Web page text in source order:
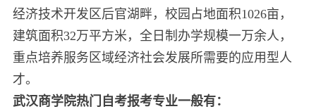
经济技术开发区后官湖畔，校园占地面积1026亩，
建筑面积32万平方米，全日制办学规模一万余人，
重点培养服务区域经济社会发展所需要的应用型人
才。
武汉商学院热门自考报考专业一般有：